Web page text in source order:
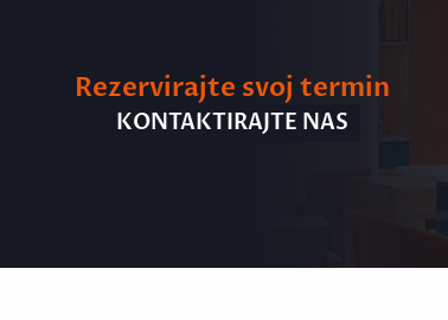
Rezervirajte svoj termin
KONTAKTIRAJTE NAS